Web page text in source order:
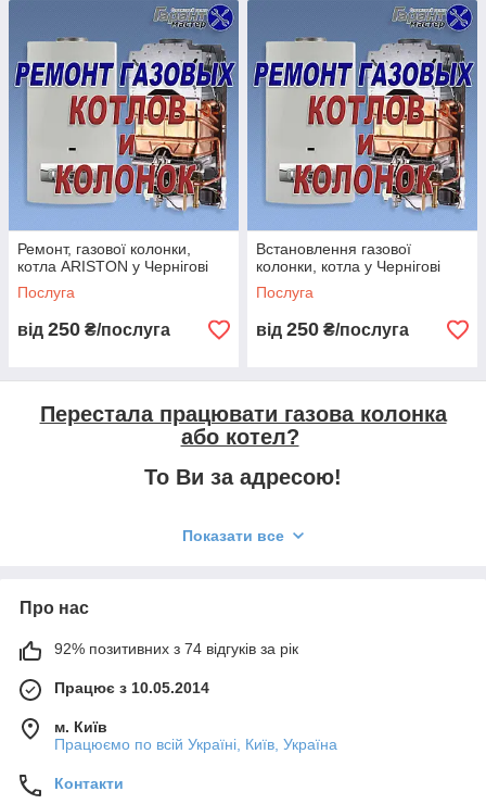
Ремонт, газової колонки,
котла ARISTON у Чернігові
Послуга
від 250 ₴/послуга
Встановлення газової
колонки, котла у Чернігові
Послуга
від 250 ₴/послуга
Перестала працювати газова колонка
або котел?
То Ви за адресою!
Тільки ми виконаємо ремонт колонки або котла на
Переваги нашої компанії:
Показати все
Про нас
92% позитивних з 74 відгуків за рік
Працює з 10.05.2014
м. Київ
Працюємо по всій Україні, Київ, Україна
Контакти